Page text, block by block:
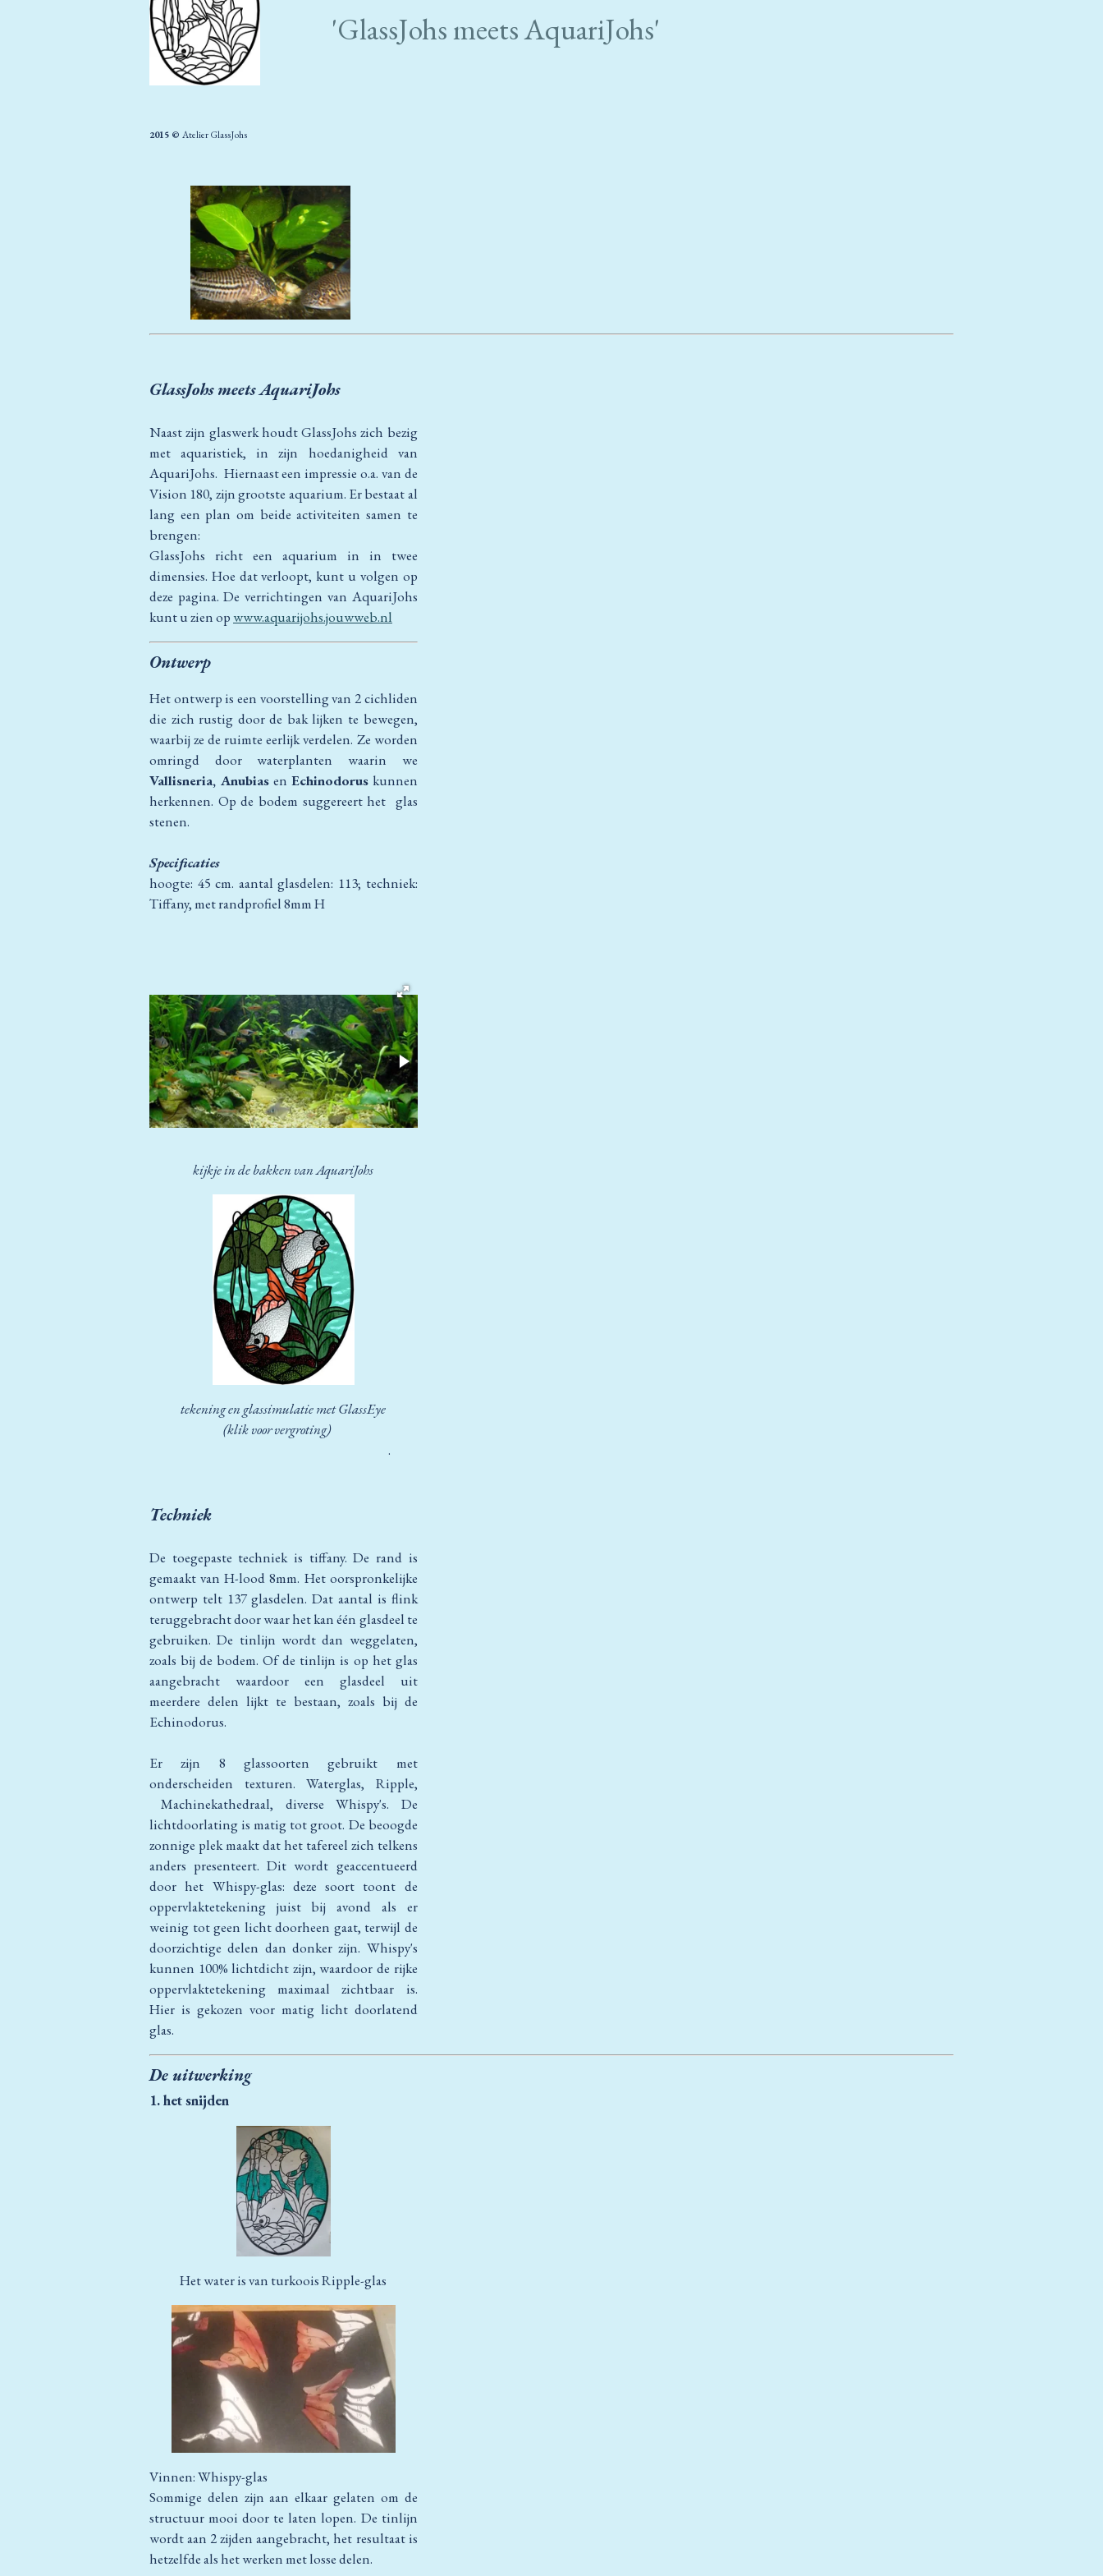
'GlassJohs meets AquariJohs'
2015 © Atelier GlassJohs
GlassJohs meets AquariJohs
Naast zijn glaswerk houdt GlassJohs zich bezig
met aquaristiek, in zijn hoedanigheid van
AquariJohs. Hiernaast een impressie o.a. van de
Vision 180, zijn grootste aquarium. Er bestaat al
lang een plan om beide activiteiten samen te
brengen:
GlassJohs richt een aquarium in in twee
dimensies. Hoe dat verloopt, kunt u volgen op
deze pagina. De verrichtingen van AquariJohs
kunt u zien opwww.aquarijohs.jouwweb.nl
Ontwerp
Het ontwerp is een voorstelling van 2 cichliden
die zich rustig door de bak lijken te bewegen,
waarbij ze de ruimte eerlijk verdelen. Ze worden
omringd door waterplanten waarin we
Vallisneria, Anubiasen Echinodoruskunnen
herkennen. Op de bodem suggereert het glas
stenen.
Specificaties
hoogte: 45 cm. aantal glasdelen: 113; techniek:
Tiffany, met randprofiel 8mm H
kijkje in de bakken van AquariJohs
tekening en glassimulatie met GlassEye
(klik voor vergroting)
.
Techniek
De toegepaste techniek is tiffany. De rand is
gemaakt van H-lood 8mm. Het oorspronkelijke
ontwerp telt 137 glasdelen. Dat aantal is flink
teruggebracht door waar het kan één glasdeel te
gebruiken. De tinlijn wordt dan weggelaten,
zoals bij de bodem. Of de tinlijn is op het glas
aangebracht waardoor een glasdeel uit
meerdere delen lijkt te bestaan, zoals bij de
Echinodorus.
Er zijn 8 glassoorten gebruikt met
onderscheiden texturen. Waterglas, Ripple,
Machinekathedraal, diverse Whispy's. De
lichtdoorlating is matig tot groot. De beoogde
zonnige plek maakt dat het tafereel zich telkens
anders presenteert. Dit wordt geaccentueerd
door het Whispy-glas: deze soort toont de
oppervlaktetekening juist bij avond als er
weinig tot geen licht doorheen gaat, terwijl de
doorzichtige delen dan donker zijn. Whispy's
kunnen 100% lichtdicht zijn, waardoor de rijke
oppervlaktetekening maximaal zichtbaar is.
Hier is gekozen voor matig licht doorlatend
glas.
De uitwerking
1. het snijden
Het water is van turkoois Ripple-glas
Vinnen: Whispy-glas
Sommige delen zijn aan elkaar gelaten om de
structuur mooi door te laten lopen. De tinlijn
wordt aan 2 zijden aangebracht, het resultaat is
hetzelfde als het werken met losse delen.